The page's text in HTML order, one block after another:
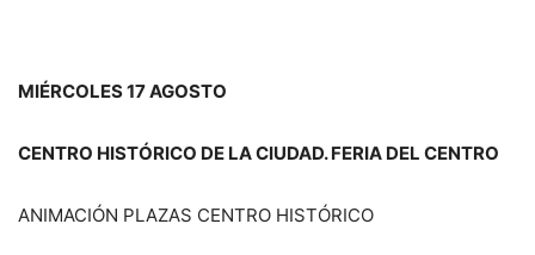
MIÉRCOLES 17 AGOSTO
CENTRO HISTÓRICO DE LA CIUDAD. FERIA DEL CENTRO
ANIMACIÓN PLAZAS CENTRO HISTÓRICO